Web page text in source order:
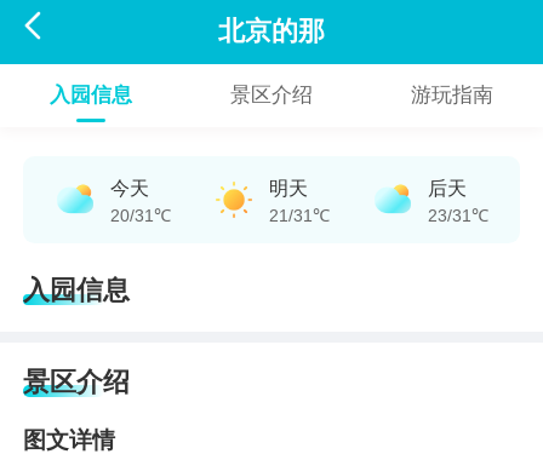
 北京的那
入园信息 景区介绍 游玩指南
今天
20/31℃
明天
21/31℃
后天
23/31℃
入园信息
景区介绍
图文详情